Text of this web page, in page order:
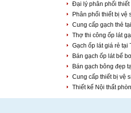
Đại lý phân phối thiết
Phân phối thiết bị vệ
Cung cấp gạch thẻ
Thợ thi công ốp lát
Gạch ốp lát giá rẻ tại
Bán gạch ốp lát bể
Bán gạch bông đẹp
Cung cấp thiết bị vệ
Thiết kế Nội thất